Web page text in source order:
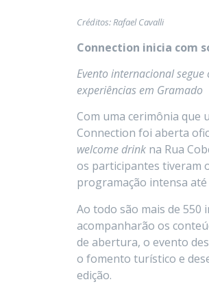
Créditos: Rafael Cavalli
Connection inicia com
Evento internacional
experiências em Gramado
Com uma cerimônia que
Connection foi aberta
welcome drink na Rua
os participantes tiveram
programação intensa
Ao todo são mais de 550
acompanharão os
de abertura, o evento
o fomento turístico e
edição.